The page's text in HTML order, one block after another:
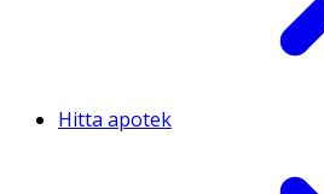
Hitta apotek